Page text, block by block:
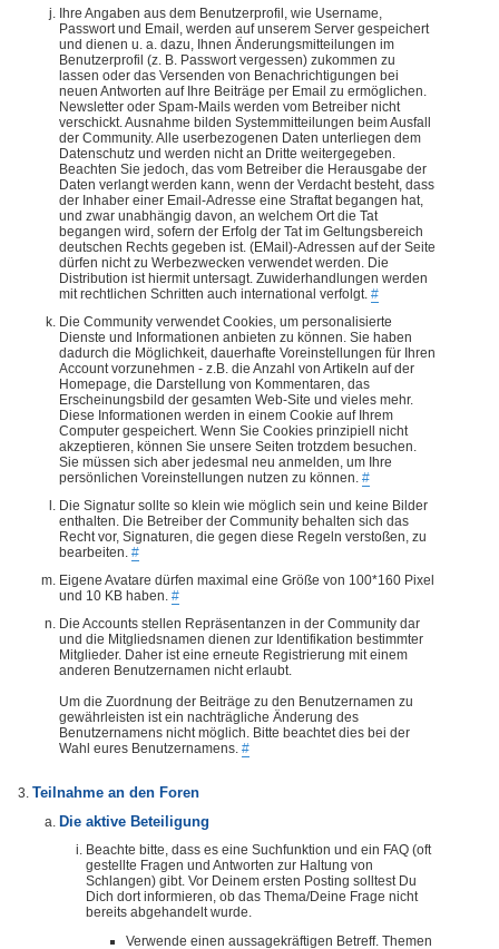
Ihre Angaben aus dem Benutzerprofil, wie Username,
Passwort und Email, werden auf unserem Server gespeichert
und dienen u. a. dazu, Ihnen Änderungsmitteilungen im
Benutzerprofil (z. B. Passwort vergessen) zukommen zu
lassen oder das Versenden von Benachrichtigungen bei
neuen Antworten auf Ihre Beiträge per Email zu ermöglichen.
Newsletter oder Spam-Mails werden vom Betreiber nicht
verschickt. Ausnahme bilden Systemmitteilungen beim Ausfall
der Community. Alle userbezogenen Daten unterliegen dem
Datenschutz und werden nicht an Dritte weitergegeben.
Beachten Sie jedoch, das vom Betreiber die Herausgabe der
Daten verlangt werden kann, wenn der Verdacht besteht, dass
der Inhaber einer Email-Adresse eine Straftat begangen hat,
und zwar unabhängig davon, an welchem Ort die Tat
begangen wird, sofern der Erfolg der Tat im Geltungsbereich
deutschen Rechts gegeben ist. (EMail)-Adressen auf der Seite
dürfen nicht zu Werbezwecken verwendet werden. Die
Distribution ist hiermit untersagt. Zuwiderhandlungen werden
mit rechtlichen Schritten auch international verfolgt. #
Die Community verwendet Cookies, um personalisierte
Dienste und Informationen anbieten zu können. Sie haben
dadurch die Möglichkeit, dauerhafte Voreinstellungen für Ihren
Account vorzunehmen - z.B. die Anzahl von Artikeln auf der
Homepage, die Darstellung von Kommentaren, das
Erscheinungsbild der gesamten Web-Site und vieles mehr.
Diese Informationen werden in einem Cookie auf Ihrem
Computer gespeichert. Wenn Sie Cookies prinzipiell nicht
akzeptieren, können Sie unsere Seiten trotzdem besuchen.
Sie müssen sich aber jedesmal neu anmelden, um Ihre
persönlichen Voreinstellungen nutzen zu können. #
Die Signatur sollte so klein wie möglich sein und keine Bilder
enthalten. Die Betreiber der Community behalten sich das
Recht vor, Signaturen, die gegen diese Regeln verstoßen, zu
bearbeiten. #
Eigene Avatare dürfen maximal eine Größe von 100*160 Pixel
und 10 KB haben. #
Die Accounts stellen Repräsentanzen in der Community dar
und die Mitgliedsnamen dienen zur Identifikation bestimmter
Mitglieder. Daher ist eine erneute Registrierung mit einem
anderen Benutzernamen nicht erlaubt.
Um die Zuordnung der Beiträge zu den Benutzernamen zu
gewährleisten ist ein nachträgliche Änderung des
Benutzernamens nicht möglich. Bitte beachtet dies bei der
Wahl eures Benutzernamens. #
Teilnahme an den Foren
Die aktive Beteiligung
Beachte bitte, dass es eine Suchfunktion und ein FAQ (oft
gestellte Fragen und Antworten zur Haltung von
Schlangen) gibt. Vor Deinem ersten Posting solltest Du
Dich dort informieren, ob das Thema/Deine Frage nicht
bereits abgehandelt wurde.
Verwende einen aussagekräftigen Betreff. Themen